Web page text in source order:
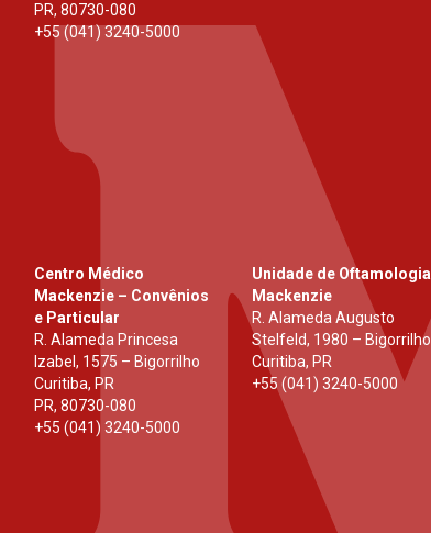
PR, 80730-080
+55 (041) 3240-5000
Centro Médico
Mackenzie – Convênios
e Particular
R. Alameda Princesa
Izabel, 1575 – Bigorrilho
Curitiba, PR
PR, 80730-080
+55 (041) 3240-5000
Unidade de Oftamologia
Mackenzie
R. Alameda Augusto
Stelfeld, 1980 – Bigorrilho
Curitiba, PR
+55 (041) 3240-5000